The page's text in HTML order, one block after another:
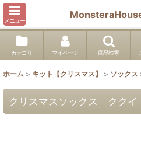
メニュー
カテゴリ マイページ 商品検索
ホーム > キット【クリスマス】 > ソックス
クリスマスソックス ククイ